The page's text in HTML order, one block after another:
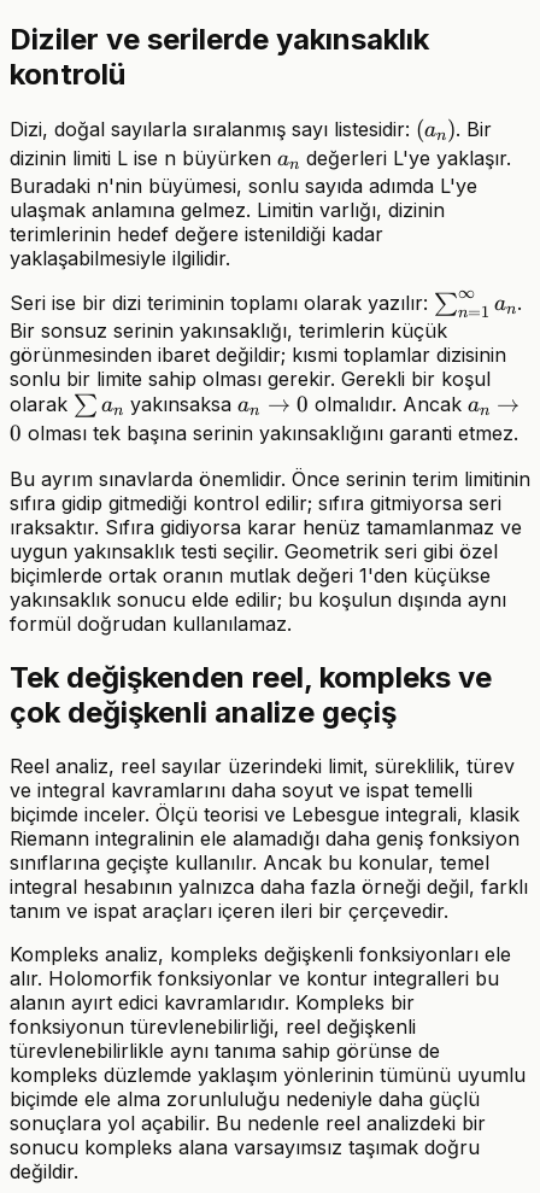
Diziler ve serilerde yakınsaklık
kontrolü
Dizi, doğal sayılarla sıralanmış sayı listesidir: (a_n)
(an). Bir
dizinin limiti L ise n büyürken a_n
an değerleri L'ye yaklaşır.
Buradaki n'nin büyümesi, sonlu sayıda adımda L'ye
ulaşmak anlamına gelmez. Limitin varlığı, dizinin
terimlerinin hedef değere istenildiği kadar
yaklaşabilmesiyle ilgilidir.
Seri ise bir dizi teriminin toplamı olarak yazılır: ∑n=1
∞ an.
Bir sonsuz serinin yakınsaklığı, terimlerin küçük
görünmesinden ibaret değildir; kısmi toplamlar dizisinin
sonlu bir limite sahip olması gerekir. Gerekli bir koşul
olarak \sum
a_n
∑ an yakınsaksaa_n\to0
an → 0 olmalıdır. Ancak an →
0 olması tek başına serinin yakınsaklığını garanti etmez.
Bu ayrım sınavlarda önemlidir. Önce serinin terim limitinin
sıfıra gidip gitmediği kontrol edilir; sıfıra gitmiyorsa seri
ıraksaktır. Sıfıra gidiyorsa karar henüz tamamlanmaz ve
uygun yakınsaklık testi seçilir. Geometrik seri gibi özel
biçimlerde ortak oranın mutlak değeri 1'den küçükse
yakınsaklık sonucu elde edilir; bu koşulun dışında aynı
formül doğrudan kullanılamaz.
Tek değişkenden reel, kompleks ve
çok değişkenli analize geçiş
Reel analiz, reel sayılar üzerindeki limit, süreklilik, türev
ve integral kavramlarını daha soyut ve ispat temelli
biçimde inceler. Ölçü teorisi ve Lebesgue integrali, klasik
Riemann integralinin ele alamadığı daha geniş fonksiyon
sınıflarına geçişte kullanılır. Ancak bu konular, temel
integral hesabının yalnızca daha fazla örneği değil, farklı
tanım ve ispat araçları içeren ileri bir çerçevedir.
Kompleks analiz, kompleks değişkenli fonksiyonları ele
alır. Holomorfik fonksiyonlar ve kontur integralleri bu
alanın ayırt edici kavramlarıdır. Kompleks bir
fonksiyonun türevlenebilirliği, reel değişkenli
türevlenebilirlikle aynı tanıma sahip görünse de
kompleks düzlemde yaklaşım yönlerinin tümünü uyumlu
biçimde ele alma zorunluluğu nedeniyle daha güçlü
sonuçlara yol açabilir. Bu nedenle reel analizdeki bir
sonucu kompleks alana varsayımsız taşımak doğru
değildir.